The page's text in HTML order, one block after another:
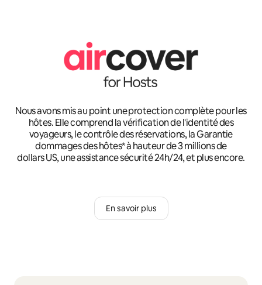
Nous avons mis au point une protection complète pour les
hôtes. Elle comprend la vérification de l'identité des
voyageurs, le contrôle des réservations, la Garantie
dommages des hôtes* à hauteur de 3 millions de
dollars US, une assistance sécurité 24h/24, et plus encore.
En savoir plus